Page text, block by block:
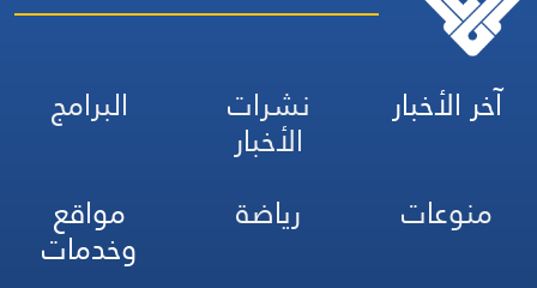
آخر الأخبار نشرات
الأخبار
البرامج
منوعات
رياضة مواقع
وخدمات